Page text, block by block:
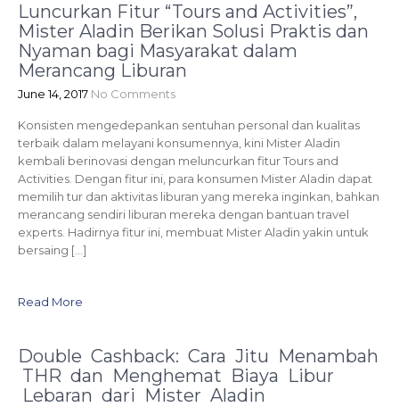
Luncurkan Fitur “Tours and Activities”,
Mister Aladin Berikan Solusi Praktis dan
Nyaman bagi Masyarakat dalam
Merancang Liburan
June 14, 2017 No Comments
Konsisten mengedepankan sentuhan personal dan kualitas
terbaik dalam melayani konsumennya, kini Mister Aladin
kembali berinovasi dengan meluncurkan fitur Tours and
Activities. Dengan fitur ini, para konsumen Mister Aladin dapat
memilih tur dan aktivitas liburan yang mereka inginkan, bahkan
merancang sendiri liburan mereka dengan bantuan travel
experts. Hadirnya fitur ini, membuat Mister Aladin yakin untuk
bersaing […]
Read More
Double Cashback: Cara Jitu Menambah
THR dan Menghemat Biaya Libur
Lebaran dari Mister Aladin